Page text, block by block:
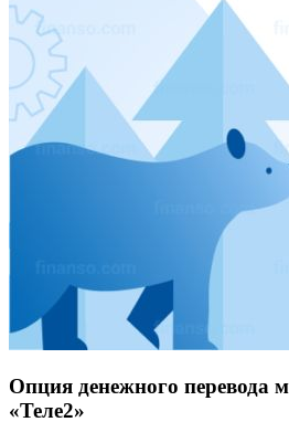
Опция денежного перевода
«Теле2»